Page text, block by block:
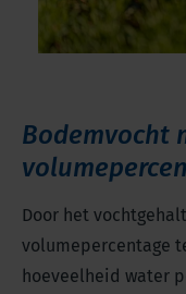
Bodemvocht
Door het
volumepercentage
hoeveelheid water